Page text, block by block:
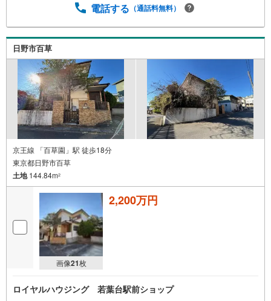
電話する （通話料無料）
日野市百草
京王線 「百草園」駅 徒歩18分
東京都日野市百草
土地144.84m2
画像21枚
2,200万円
ロイヤルハウジング 若葉台駅前ショップ